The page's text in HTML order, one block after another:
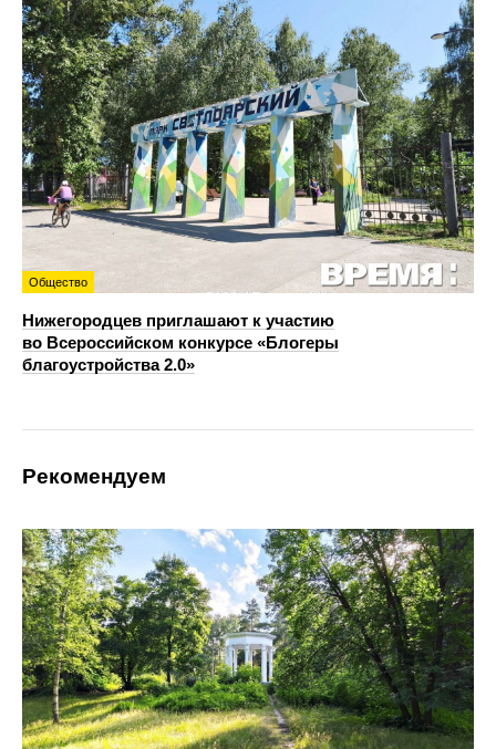
Общество
Нижегородцев приглашают к участию
во Всероссийском конкурсе «Блогеры
благоустройства 2.0»
Рекомендуем